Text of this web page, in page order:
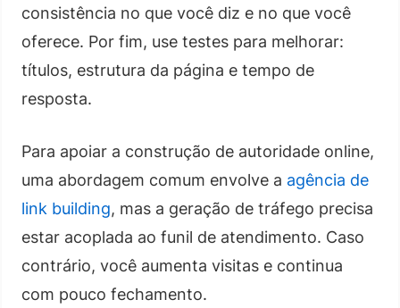
consistência no que você diz e no que você
oferece. Por fim, use testes para melhorar:
títulos, estrutura da página e tempo de
resposta.
Para apoiar a construção de autoridade online,
uma abordagem comum envolve a agência de
link building, mas a geração de tráfego precisa
estar acoplada ao funil de atendimento. Caso
contrário, você aumenta visitas e continua
com pouco fechamento.